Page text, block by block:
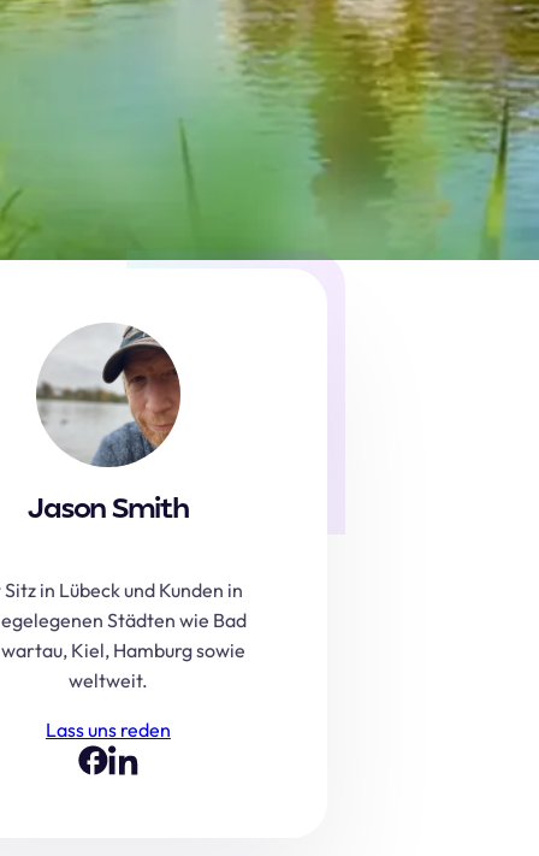
Jason Smith
in Lübeck und Kunden in
Städten wie Bad
Kiel, Hamburg sowie
weltweit.
Lass uns reden